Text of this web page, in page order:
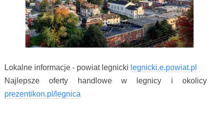
Lokalne informacje - powiat legnicki legnicki.e.powiat.pl
Najlepsze oferty handlowe w legnicy i okolicy
prezentikon.pl/legnica